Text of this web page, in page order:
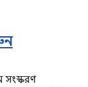
সংস্করণ